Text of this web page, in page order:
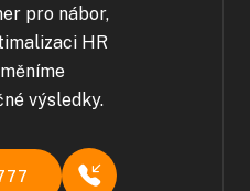
pro nábor,
HR
výsledky.